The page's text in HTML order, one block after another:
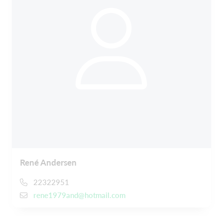
René Andersen
22322951
rene1979and@hotmail.com